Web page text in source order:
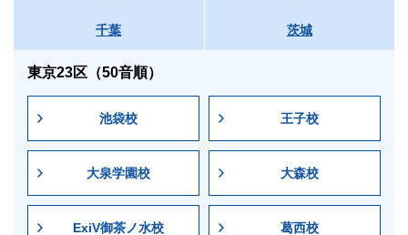
成績帳票
以下の日程より早稲田アカデミーOnline
にて閲覧いた
早稲田アカデミーOnlineのアカウント作成・生徒追加がお
済みでない方は、作成手順
をご参照の上、作成をお願
い致します。
【正規受験】
8/29（土）公開予定
千葉 茨城
東京23区（50音順）
池袋校 王子校
大泉学園校 大森校
ExiV御茶ノ水校 葛西校